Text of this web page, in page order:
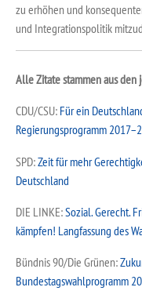
zu erhöhen und
und Integrationspolitik
Alle Zitate stammen aus
CDU/CSU: Für ein
Regierungsprogramm
SPD:Zeit für mehr
Deutschland
DIE LINKE:Sozial. Gerecht.
kämpfen! Langfassung des
Bündnis 90/Die Grünen:
Bundestagswahlprogramm